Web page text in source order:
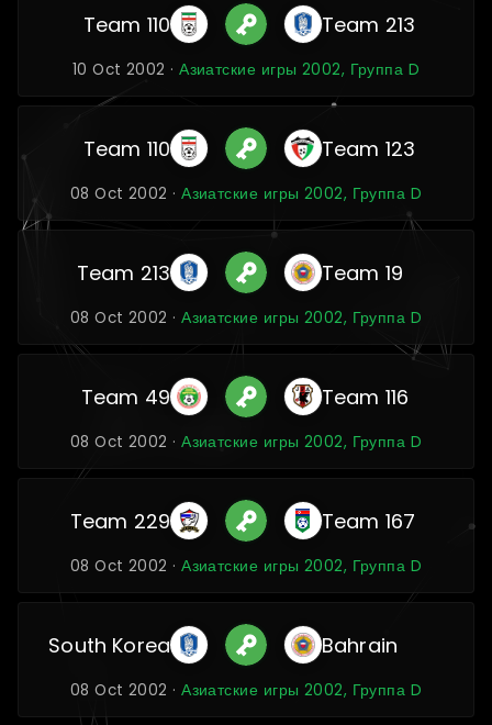
Team 110 Team 213
10 Oct 2002 ·Азиатские игры 2002, Группа D
Team 110 Team 123
08 Oct 2002 ·Азиатские игры 2002, Группа D
Team 213 Team 19
08 Oct 2002 ·Азиатские игры 2002, Группа D
Team 49 Team 116
08 Oct 2002 ·Азиатские игры 2002, Группа D
Team 229 Team 167
08 Oct 2002 ·Азиатские игры 2002, Группа D
South Korea Bahrain
08 Oct 2002 ·Азиатские игры 2002, Группа D